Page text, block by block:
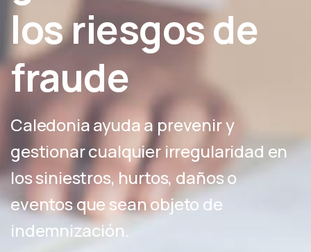
los riesgos de
fraude
Caledonia ayuda a prevenir y
gestionar cualquier irregularidad en
los siniestros, hurtos, daños o
eventos que sean objeto de
indemnización.